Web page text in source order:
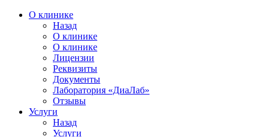
О клинике
Назад
О клинике
О клинике
Лицензии
Реквизиты
Документы
Лаборатория «ДиаЛаб»
Отзывы
Услуги
Назад
Услуги